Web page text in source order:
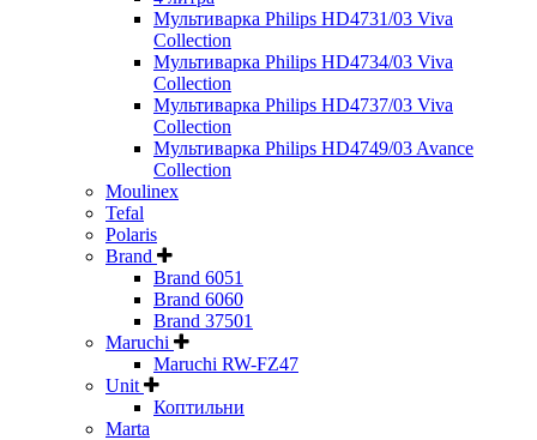
Мультиварка Philips HD4731/03 Viva
Collection
Мультиварка Philips HD4734/03 Viva
Collection
Мультиварка Philips HD4737/03 Viva
Collection
Мультиварка Philips HD4749/03 Avance
Collection
Moulinex
Tefal
Polaris
Brand
Brand 6051
Brand 6060
Brand 37501
Maruchi
Maruchi RW-FZ47
Unit
Коптильни
Marta